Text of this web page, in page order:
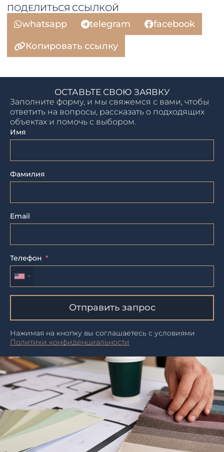
ПОДЕЛИТЬСЯ ССЫЛКОЙ
whatsapp telegram
facebook
Копировать ссылку
ОСТАВЬТЕ СВОЮ ЗАЯВКУ
Заполните форму, и мы свяжемся с вами, чтобы
ответить на вопросы, рассказать о подходящих
объектах и помочь с выбором.
Имя
Фамилия
Email
Телефон
Отправить запрос
Нажимая на кнопку вы соглашаетесь с условиями
Политики конфиденциальности